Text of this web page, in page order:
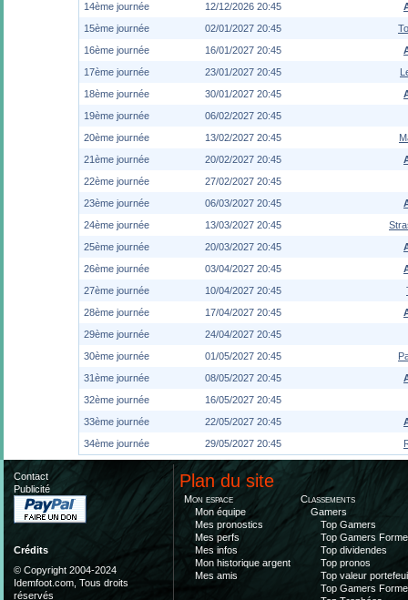
14ème journée
12/12/2026 20:45
15ème journée
02/01/2027 20:45
16ème journée
16/01/2027 20:45
17ème journée
23/01/2027 20:45
18ème journée
30/01/2027 20:45
19ème journée
06/02/2027 20:45
20ème journée
13/02/2027 20:45
21ème journée
20/02/2027 20:45
22ème journée
27/02/2027 20:45
23ème journée
06/03/2027 20:45
24ème journée
13/03/2027 20:45
25ème journée
20/03/2027 20:45
26ème journée
03/04/2027 20:45
27ème journée
10/04/2027 20:45
28ème journée
17/04/2027 20:45
29ème journée
24/04/2027 20:45
30ème journée
01/05/2027 20:45
31ème journée
08/05/2027 20:45
32ème journée
16/05/2027 20:45
33ème journée
22/05/2027 20:45
34ème journée
29/05/2027 20:45
Contact
Publicité
Crédits
© Copyright 2004-2024
Idemfoot.com, Tous droits
réservés
Plan du site
Mon espace
Mon équipe
Mes pronostics
Mes perfs
Mes infos
Mon historique argent
Mes amis
Classements
Gamers
Top Gamers
Top Gamers Forme
Top dividendes
Top pronos
Top valeur
Top Gamers Forme